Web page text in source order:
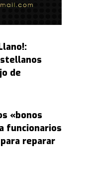
de
«bonos
funcionarios
reparar